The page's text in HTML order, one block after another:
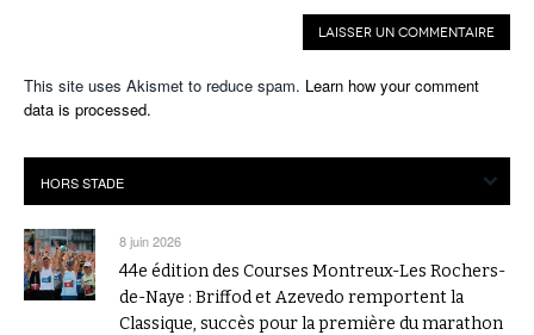
This site uses Akismet to reduce spam. Learn how your comment
data is processed.
8 juin 2026
44e édition des Courses Montreux-Les Rochers-
de-Naye : Briffod et Azevedo remportent la
Classique, succès pour la première du marathon